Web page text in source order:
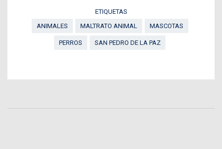
ETIQUETAS
ANIMALES
MALTRATO ANIMAL MASCOTAS
PERROS SAN PEDRO DE LA PAZ